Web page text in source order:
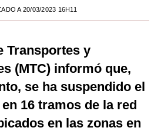
A 20/03/2023 16H11
Transportes y
(MTC) informó que,
se ha suspendido el
en 16 tramos de la red
en las zonas en